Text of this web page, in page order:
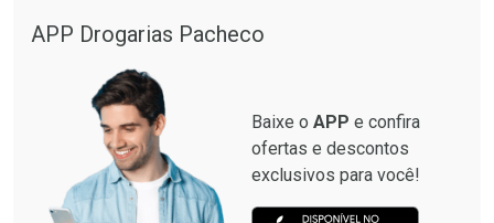
APP Drogarias Pacheco
Baixe o APP e confira
ofertas e descontos
exclusivos para você!